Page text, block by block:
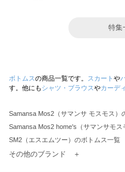
特集
ボトムスの商品一覧です。 スカート や
す。他にもシャツ・ブラウスやカーデ
Samansa Mos2（サマンサ モスモス）
Samansa Mos2 home's（サマンサモ
SM2（エスエムツー）のボトムス一覧
TSUHARU by Samansa Mos2（ツハル
その他のブランド ＋